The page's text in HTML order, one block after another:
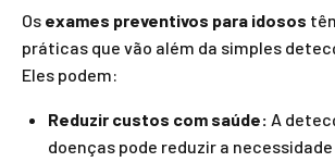
Os exames preventivos para idosos
práticas que vão além da simples
Eles podem:
Reduzir custos com saúde: A
doenças pode reduzir a